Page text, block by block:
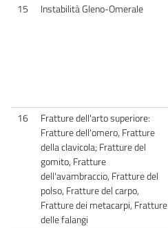
15
Instabilità Gleno-Omerale
16
Fratture dell'arto superiore:
Fratture dell'omero, Fratture
della clavicola; Fratture del
gomito, Fratture
dell'avambraccio, Fratture del
polso, Fratture del carpo,
Fratture dei metacarpi, Fratture
delle falangi